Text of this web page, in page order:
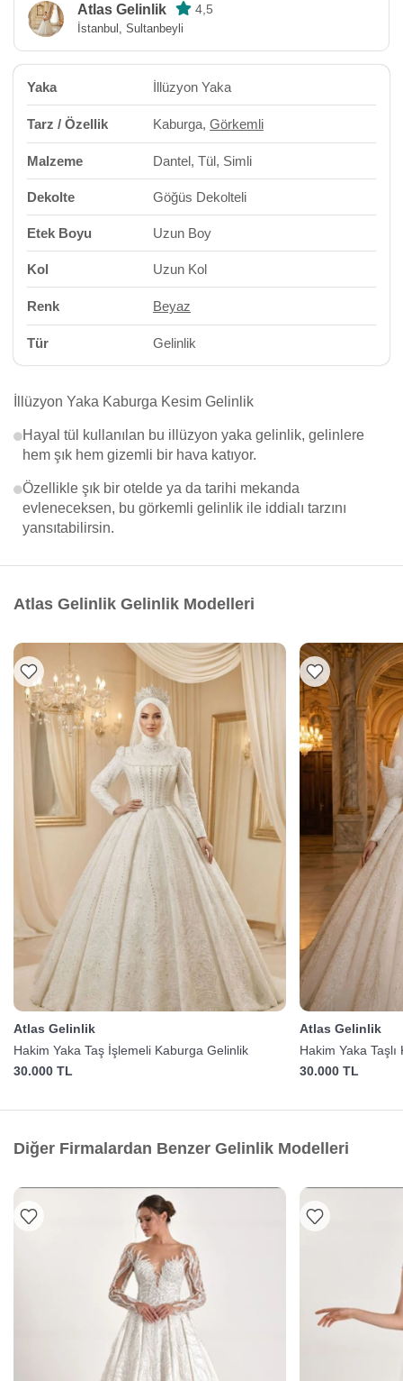
Atlas Gelinlik 4,5
İstanbul, Sultanbeyli
Yaka İllüzyon Yaka
Tarz / Özellik Kaburga, Görkemli
Malzeme Dantel, Tül, Simli
Dekolte Göğüs Dekolteli
Etek Boyu Uzun Boy
Kol Uzun Kol
Renk Beyaz
Tür Gelinlik
İllüzyon Yaka Kaburga Kesim Gelinlik
Hayal tül kullanılan bu illüzyon yaka gelinlik, gelinlere
hem şık hem gizemli bir hava katıyor.
Özellikle şık bir otelde ya da tarihi mekanda
evleneceksen, bu görkemli gelinlik ile iddialı tarzını
yansıtabilirsin.
Atlas Gelinlik Gelinlik Modelleri
Atlas Gelinlik
Hakim Yaka Taş İşlemeli Kaburga Gelinlik
30.000 TL
Atlas Gelinlik
Hakim Yaka
30.000 TL
Diğer Firmalardan Benzer Gelinlik Modelleri